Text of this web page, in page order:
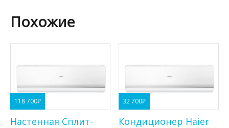
Похожие
118 700₽
Настенная Сплит-
32 700₽
Кондиционер Haier